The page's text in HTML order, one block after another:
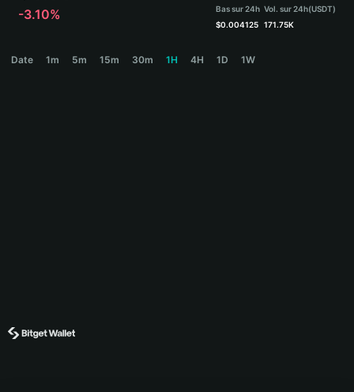
Português (Brasil)
-3.10%
Bas sur 24h
$0.004125
Vol. sur 24h(USDT)
171.75K
Date 1m 5m 15m 30m 1H 4H 1D 1W